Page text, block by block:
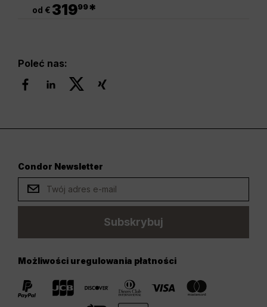
od € 31999*
Poleć nas:
Condor Newsletter
Subskrybuj
Możliwości uregulowania płatności